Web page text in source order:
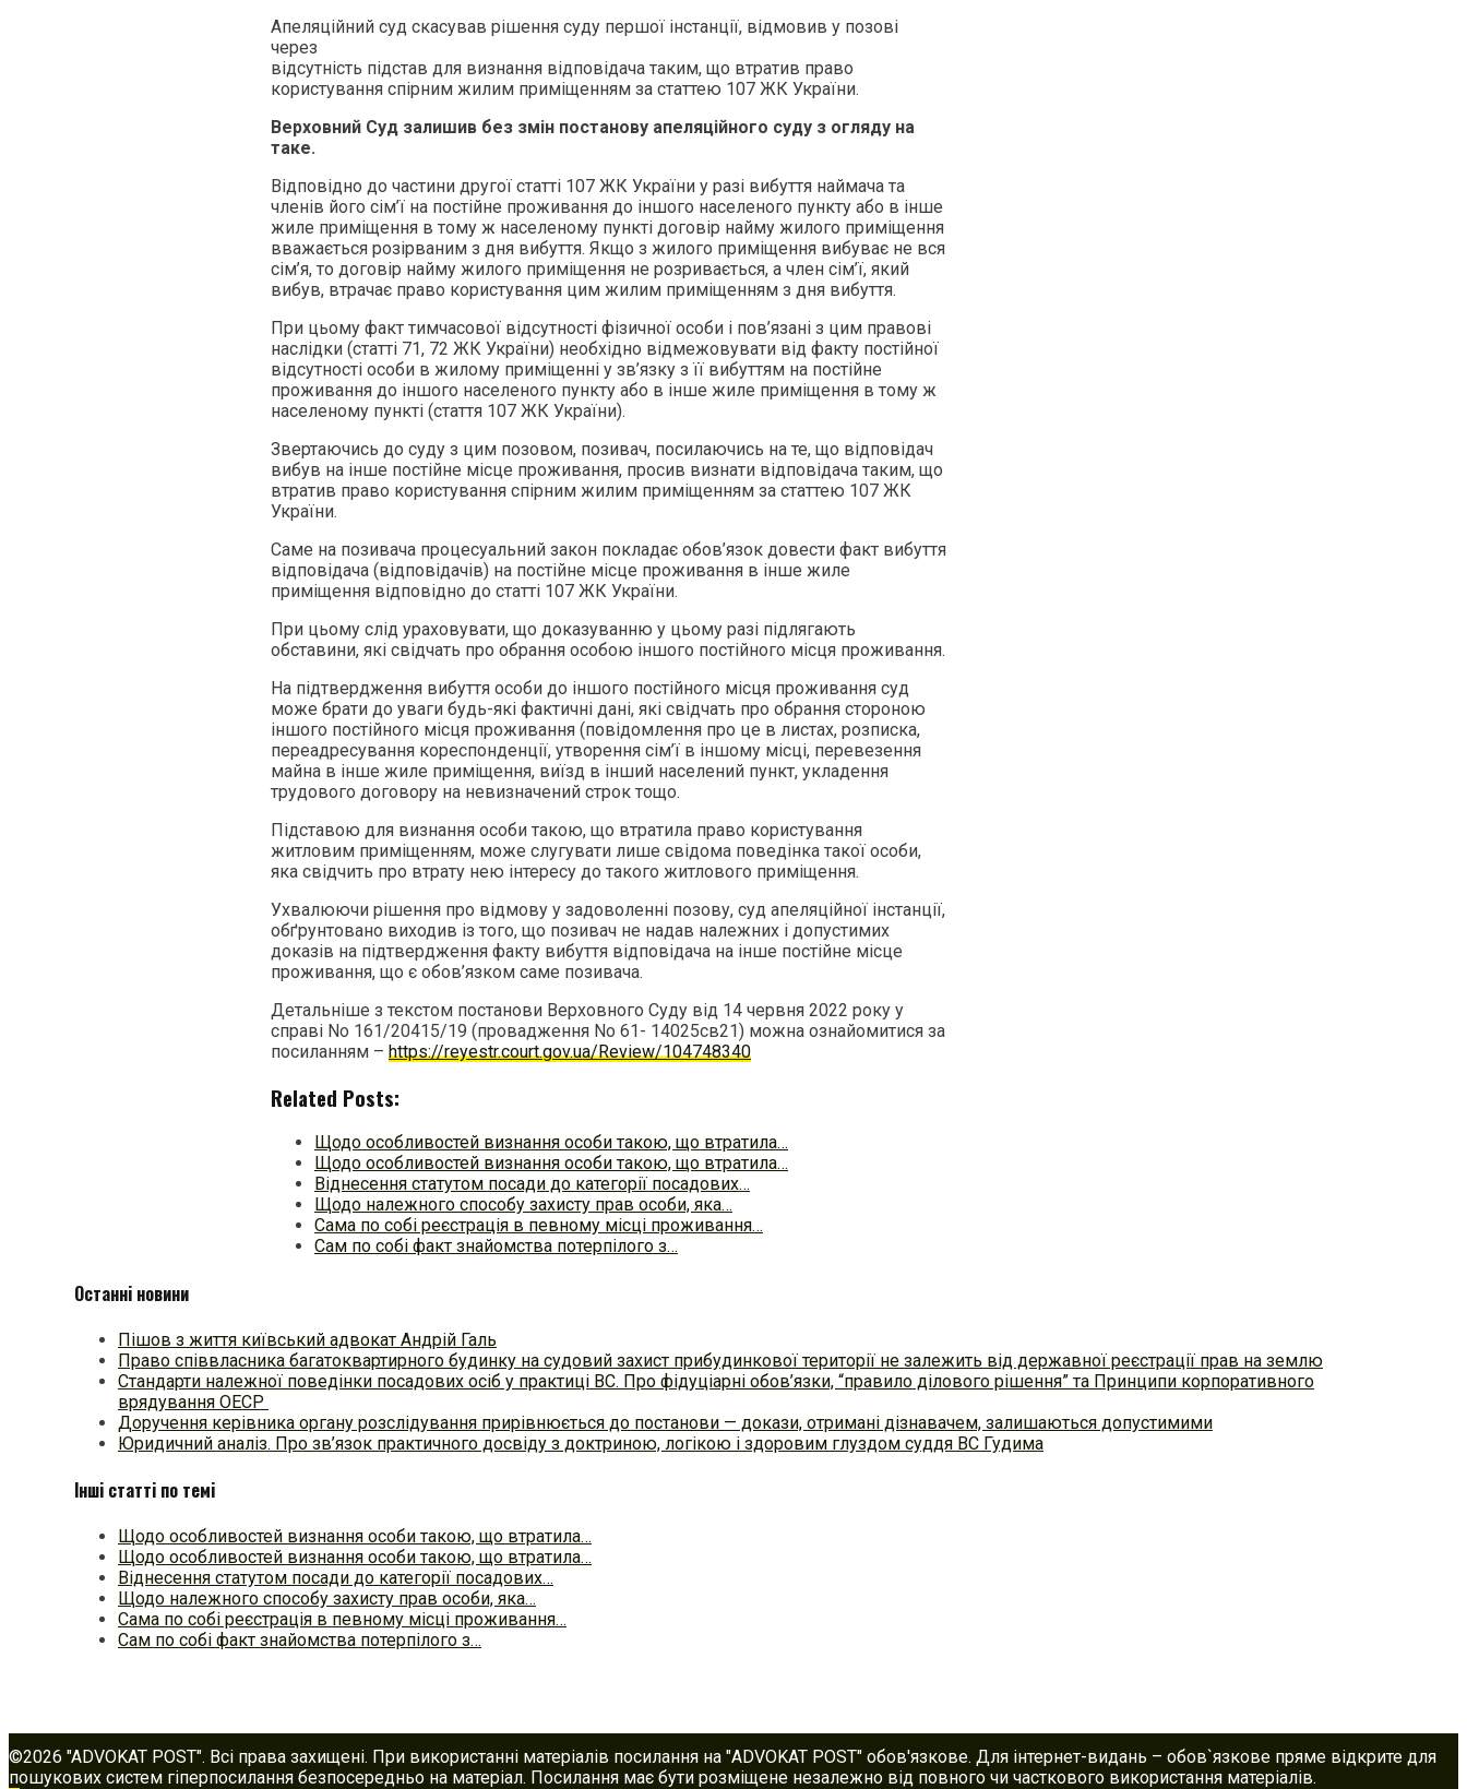
Апеляційний суд скасував рішення суду першої інстанції, відмовив у позові
через
відсутність підстав для визнання відповідача таким, що втратив право
користування спірним жилим приміщенням за статтею 107 ЖК України.
Верховний Суд залишив без змін постанову апеляційного суду з огляду на
таке.
Відповідно до частини другої статті 107 ЖК України у разі вибуття наймача та
членів його сім’ї на постійне проживання до іншого населеного пункту або в інше
жиле приміщення в тому ж населеному пункті договір найму жилого приміщення
вважається розірваним з дня вибуття. Якщо з жилого приміщення вибуває не вся
сім’я, то договір найму жилого приміщення не розривається, а член сім’ї, який
вибув, втрачає право користування цим жилим приміщенням з дня вибуття.
При цьому факт тимчасової відсутності фізичної особи і пов’язані з цим правові
наслідки (статті 71, 72 ЖК України) необхідно відмежовувати від факту постійної
відсутності особи в жилому приміщенні у зв’язку з її вибуттям на постійне
проживання до іншого населеного пункту або в інше жиле приміщення в тому ж
населеному пункті (стаття 107 ЖК України).
Звертаючись до суду з цим позовом, позивач, посилаючись на те, що відповідач
вибув на інше постійне місце проживання, просив визнати відповідача таким, що
втратив право користування спірним жилим приміщенням за статтею 107 ЖК
України.
Саме на позивача процесуальний закон покладає обов’язок довести факт вибуття
відповідача (відповідачів) на постійне місце проживання в інше жиле
приміщення відповідно до статті 107 ЖК України.
При цьому слід ураховувати, що доказуванню у цьому разі підлягають
обставини, які свідчать про обрання особою іншого постійного місця проживання.
На підтвердження вибуття особи до іншого постійного місця проживання суд
може брати до уваги будь-які фактичні дані, які свідчать про обрання стороною
іншого постійного місця проживання (повідомлення про це в листах, розписка,
переадресування кореспонденції, утворення сім’ї в іншому місці, перевезення
майна в інше жиле приміщення, виїзд в інший населений пункт, укладення
трудового договору на невизначений строк тощо.
Підставою для визнання особи такою, що втратила право користування
житловим приміщенням, може слугувати лише свідома поведінка такої особи,
яка свідчить про втрату нею інтересу до такого житлового приміщення.
Ухвалюючи рішення про відмову у задоволенні позову, суд апеляційної інстанції,
обґрунтовано виходив із того, що позивач не надав належних і допустимих
доказів на підтвердження факту вибуття відповідача на інше постійне місце
проживання, що є обов’язком саме позивача.
Детальніше з текстом постанови Верховного Суду від 14 червня 2022 року у
справі No 161/20415/19 (провадження No 61- 14025св21) можна ознайомитися за
посиланням – https://reyestr.court.gov.ua/Review/104748340
Related Posts:
Щодо особливостей визнання особи такою, що втратила…
Щодо особливостей визнання особи такою, що втратила…
Віднесення статутом посади до категорії посадових…
Щодо належного способу захисту прав особи, яка…
Сама по собі реєстрація в певному місці проживання…
Сам по собі факт знайомства потерпілого з…
Останні новини
Пішов з життя київський адвокат Андрій Галь
Право співвласника багатоквартирного будинку на судовий захист прибудинкової території не залежить від державної реєстрації прав на землю
Стандарти належної поведінки посадових осіб у практиці ВC. Про фідуціарні обов’язки, “правило ділового рішення” та Принципи корпоративного
врядування ОЕСР
Доручення керівника органу розслідування прирівнюється до постанови — докази, отримані дізнавачем, залишаються допустимими
Юридичний аналіз. Про зв’язок практичного досвіду з доктриною, логікою і здоровим глуздом суддя ВС Гудима
Інші статті по темі
Щодо особливостей визнання особи такою, що втратила…
Щодо особливостей визнання особи такою, що втратила…
Віднесення статутом посади до категорії посадових…
Щодо належного способу захисту прав особи, яка…
Сама по собі реєстрація в певному місці проживання…
Сам по собі факт знайомства потерпілого з…
©2026 "ADVOKAT POST". Всі права захищені. При використанні матеріалів посилання на "ADVOKAT POST" обов'язкове. Для інтернет-видань – обов`язкове пряме відкрите для
пошукових систем гіперпосилання безпосередньо на матеріал. Посилання має бути розміщене незалежно від повного чи часткового використання матеріалів.